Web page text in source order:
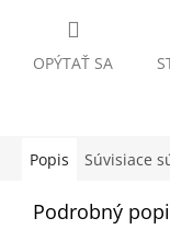
OPÝTAŤ SA
Popis Súvisiace
Podrobný